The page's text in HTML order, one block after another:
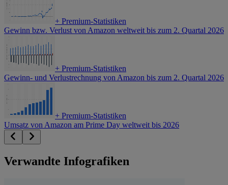
+ Premium-Statistiken
Gewinn bzw. Verlust von Amazon weltweit bis zum 2. Quartal 2026
+ Premium-Statistiken
Gewinn- und Verlustrechnung von Amazon bis zum 2. Quartal 2026
+ Premium-Statistiken
Umsatz von Amazon am Prime Day weltweit bis 2026
Verwandte Infografiken